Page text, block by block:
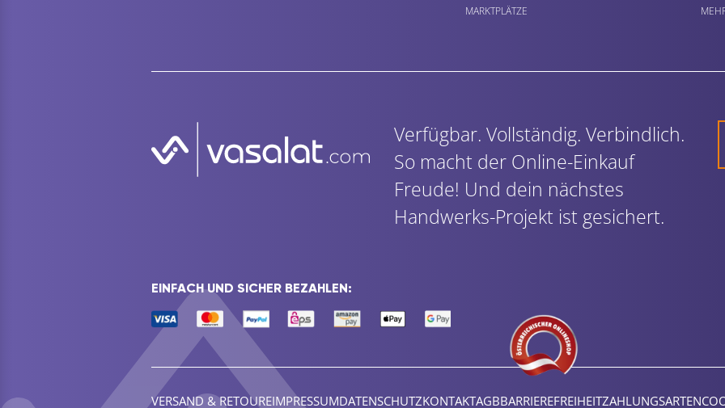
MARKTPLÄTZE
Verfügbar. Vollständig. Verbindlich.
So macht der Online-Einkauf
Freude! Und dein nächstes
Handwerks-Projekt ist gesichert.
EINFACH UND SICHER BEZAHLEN:
VERSAND & RETOUREIMPRESSUMDATENSCHUTZKONTAKTAGBBARRIEREFREIHEITZAHLUNGSARTEN